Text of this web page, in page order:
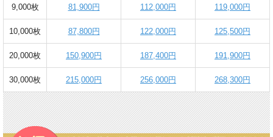
9,000枚 81,900円 112,000円 119,000円
10,000枚 87,800円 122,000円 125,500円
20,000枚 150,900円 187,400円 191,900円
30,000枚 215,000円 256,000円 268,300円